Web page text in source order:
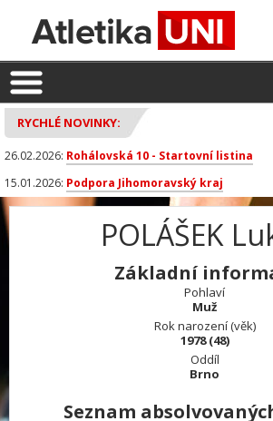
RYCHLÉ NOVINKY:
26.02.2026: Rohálovská 10 - Startovní listina
15.01.2026: Podpora Jihomoravský kraj
POLÁŠEK
Základní
Pohlaví
Muž
Rok narození (věk)
1978 (48)
Oddíl
Brno
Seznam